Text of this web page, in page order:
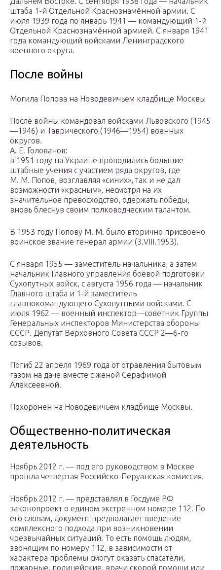
штаба 1-й Отдельной Краснознамённой армии. С
июля 1939 года по январь 1941 — командующий 1-й
Отдельной Краснознамённой армией. С января 1941
года командующий войсками Ленинградского
военного округа.
После войны
Могила Попова на Новодевичьем кладбище Москвы
После войны командовал войсками Львовского (1945
—1946) и Таврического (1946—1954) военных
округов.
А. Е. Голованов:
в 1951 году на Украине проводились большие
штабные учения с участием ряда округов, где
М. М. Попов, возглавляя «синих», так и не дал
возможности «красным», несмотря на их
значительное превосходство, одержать победы,
вновь блеснув своим полководческим талантом.
В 1953 году Попову М. М. было вторично присвоено
воинское звание генерал армии (3.VIII.1953).
С января 1955 — заместитель начальника, а затем
начальник Главного управления боевой подготовки
Сухопутных войск, с августа 1956 года — начальник
Главного штаба и 1-й заместитель
главнокомандующего Сухопутными войсками. С
июля 1962 — военный инспектор—советник Группы
Генеральных инспекторов Министерства обороны
СССР. Депутат Верховного Совета СССР 2—6-го
созывов.
Погиб 22 апреля 1969 года от отравления бытовым
газом на даче вместе с женой Серафимой
Алексеевной.
Похоронен на Новодевичьем кладбище Москвы.
Общественно-политическая
деятельность
Ноябрь 2012 г. — под его руководством в Москве
прошла четвертая Российско-Перуанская комиссия.
Ноябрь 2012 г. — представлял в Госдуме РФ
законопроект о едином экстренном номере 112. По
его словам, документ предполагает введение
комплексного подхода при возникновении
чрезвычайных ситуаций. То есть помощь людям,
звонящим по номеру 112, в зависимости от
характера проблемы смогут оказать спасатели,
пожарные, полицейские, врачи скорой помощи или